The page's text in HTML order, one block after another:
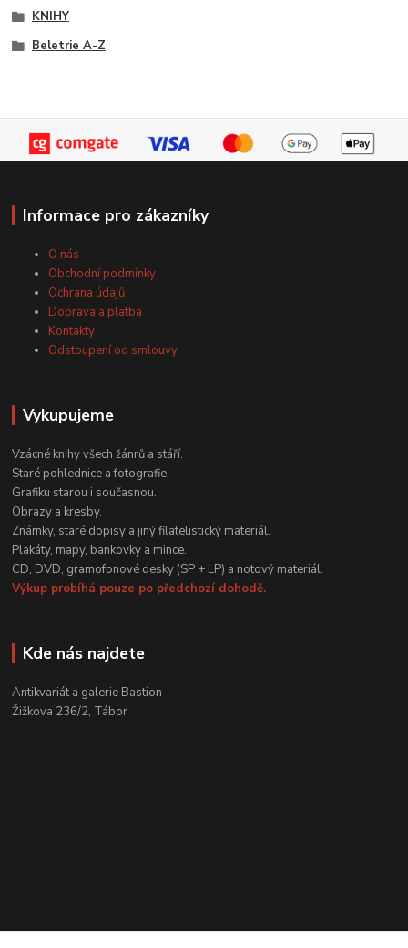
KNIHY
Beletrie A-Z
Informace pro zákazníky
O nás
Obchodní podmínky
Ochrana údajů
Doprava a platba
Kontakty
Odstoupení od smlouvy
Vykupujeme
Vzácné knihy všech žánrů a stáří.
Staré pohlednice a fotografie.
Grafiku starou i současnou.
Obrazy a kresby.
Známky, staré dopisy a jiný filatelistický materiál.
Plakáty, mapy, bankovky a mince.
CD, DVD, gramofonové desky (SP + LP) a notový materiál.
Výkup probíhá pouze po předchozí dohodě.
Kde nás najdete
Antikvariát a galerie Bastion
Žižkova 236/2, Tábor